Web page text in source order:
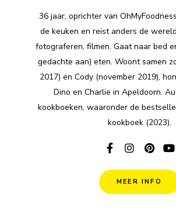
36 jaar, oprichter van
de keuken en reist anders de
fotograferen, filmen. Gaat naar bed
gedachte aan) eten. Woont samen
2017) en Cody (november 2019),
Dino en Charlie in Apeldoorn.
kookboeken, waaronder de
kookboek (2023).
MEER INFO